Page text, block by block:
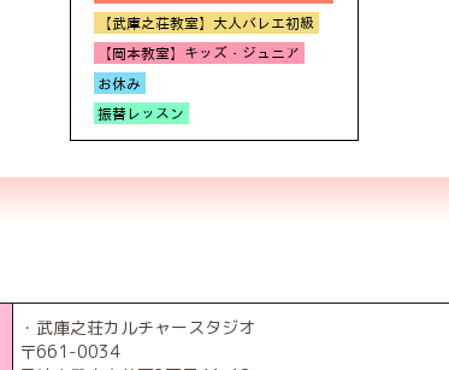
・武庫之荘カルチャースタジオ
〒661-0034